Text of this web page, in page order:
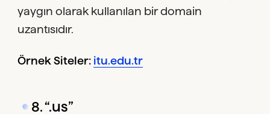
yaygın olarak kullanılan bir domain
uzantısıdır.
Örnek Siteler: itu.edu.tr
8. “.us”